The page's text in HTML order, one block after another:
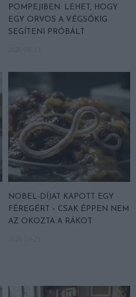
POMPEJIBEN: LEHET, HOGY
EGY ORVOS A VÉGSŐKIG
SEGÍTENI PRÓBÁLT
NOBEL-DÍJAT KAPOTT EGY
FÉREGÉRT – CSAK ÉPPEN NEM
AZ OKOZTA A RÁKOT